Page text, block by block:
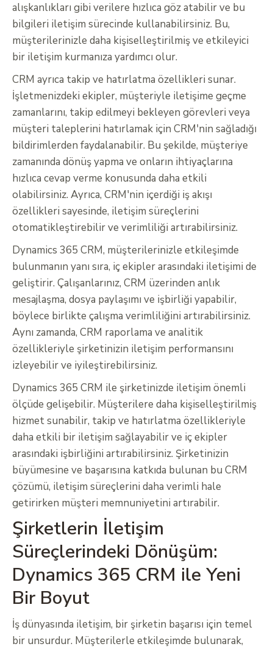
alışkanlıkları gibi verilere hızlıca göz atabilir ve bu
bilgileri iletişim sürecinde kullanabilirsiniz. Bu,
müşterilerinizle daha kişiselleştirilmiş ve etkileyici
bir iletişim kurmanıza yardımcı olur.
CRM ayrıca takip ve hatırlatma özellikleri sunar.
İşletmenizdeki ekipler, müşteriyle iletişime geçme
zamanlarını, takip edilmeyi bekleyen görevleri veya
müşteri taleplerini hatırlamak için CRM'nin sağladığı
bildirimlerden faydalanabilir. Bu şekilde, müşteriye
zamanında dönüş yapma ve onların ihtiyaçlarına
hızlıca cevap verme konusunda daha etkili
olabilirsiniz. Ayrıca, CRM'nin içerdiği iş akışı
özellikleri sayesinde, iletişim süreçlerini
otomatikleştirebilir ve verimliliği artırabilirsiniz.
Dynamics 365 CRM, müşterilerinizle etkileşimde
bulunmanın yanı sıra, iç ekipler arasındaki iletişimi de
geliştirir. Çalışanlarınız, CRM üzerinden anlık
mesajlaşma, dosya paylaşımı ve işbirliği yapabilir,
böylece birlikte çalışma verimliliğini artırabilirsiniz.
Aynı zamanda, CRM raporlama ve analitik
özellikleriyle şirketinizin iletişim performansını
izleyebilir ve iyileştirebilirsiniz.
Dynamics 365 CRM ile şirketinizde iletişim önemli
ölçüde gelişebilir. Müşterilere daha kişiselleştirilmiş
hizmet sunabilir, takip ve hatırlatma özellikleriyle
daha etkili bir iletişim sağlayabilir ve iç ekipler
arasındaki işbirliğini artırabilirsiniz. Şirketinizin
büyümesine ve başarısına katkıda bulunan bu CRM
çözümü, iletişim süreçlerini daha verimli hale
getirirken müşteri memnuniyetini artırabilir.
Şirketlerin İletişim
Süreçlerindeki Dönüşüm:
Dynamics 365 CRM ile Yeni
Bir Boyut
İş dünyasında iletişim, bir şirketin başarısı için temel
bir unsurdur. Müşterilerle etkileşimde bulunarak,